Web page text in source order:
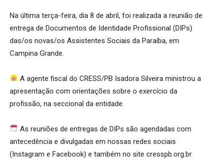
Na última terça-feira, dia 8 de abril, foi realizada a reunião de
entrega de Documentos de Identidade Profissional (DIPs)
das/os novas/os Assistentes Sociais da Paraíba, em
Campina Grande.
A agente fiscal do CRESS/PB Isadora Silveira ministrou a
apresentação com orientações sobre o exercício da
profissão, na seccional da entidade.
As reuniões de entregas de DIPs são agendadas com
antecedência e divulgadas em nossas redes sociais
(Instagram e Facebook) e também no site cresspb.org.br